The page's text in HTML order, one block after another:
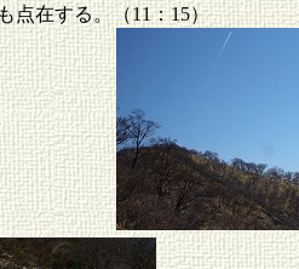
点在する。（11：15）